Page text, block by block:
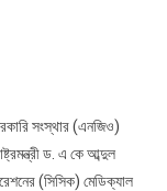
সংস্থার (এনজিও)
ড. এ কে আব্দুল
(সিসিক) মেডিক্যাল